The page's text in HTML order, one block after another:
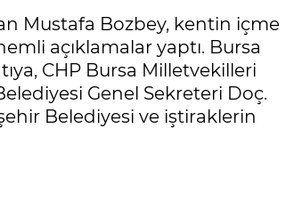
Mustafa Bozbey, kentin içme
açıklamalar yaptı. Bursa
CHP Bursa Milletvekilleri
Genel Sekreteri Doç.
Belediyesi ve iştiraklerin